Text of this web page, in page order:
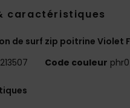
caractéristiques
de surf zip poitrine Violet
Code couleur phr0